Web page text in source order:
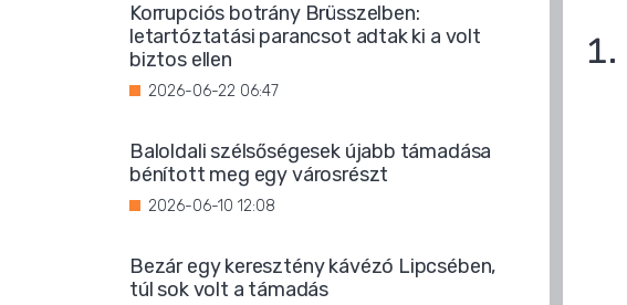
Korrupciós botrány Brüsszelben:
letartóztatási parancsot adtak ki a volt
biztos ellen
2026-06-22 06:47
Baloldali szélsőségesek újabb támadása
bénított meg egy városrészt
2026-06-10 12:08
Bezár egy keresztény kávézó Lipcsében,
túl sok volt a támadás